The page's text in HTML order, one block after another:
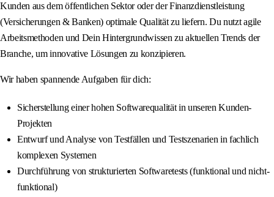
Kunden aus dem öffentlichen Sektor oder der Finanzdienstleistung
(Versicherungen & Banken) optimale Qualität zu liefern. Du nutzt agile
Arbeitsmethoden und Dein Hintergrundwissen zu aktuellen Trends der
Branche, um innovative Lösungen zu konzipieren.
Wir haben spannende Aufgaben für dich:
Sicherstellung einer hohen Softwarequalität in unseren Kunden-
Projekten
Entwurf und Analyse von Testfällen und Testszenarien in fachlich
komplexen Systemen
Durchführung von strukturierten Softwaretests (funktional und nicht-
funktional)